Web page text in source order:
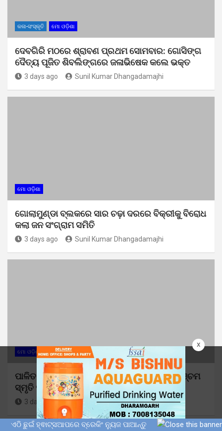
x
କଳା-ସଂସ୍କୃତି ମୋ ଓଡ଼ିଶା
ଦେବଗିରି ମଠରେ ଶ୍ରାବଣ ପ୍ରଥମ ସୋମବାର: ଗୋସିଙ୍ଗ
ଦୈତ୍ୟ ପୂଜିତ ଶିବଲିଙ୍ଗରେ ଜଳାଭିଷେକ କଲେ ଭକ୍ତ
3 days ago Sunil Kumar Dhangadamajhi
ମୋ ଓଡ଼ିଶା
ଗୋଲାମୁଣ୍ଡା ବ୍ଲକରେ ସାର ଚଢ଼ା ଦରରେ ବିକ୍ରୀକୁ ବିରୋଧ
କଲା ଜନ ସଂଗ୍ରାମ ସମିତି
3 days ago Sunil Kumar Dhangadamajhi
ମୋ ଓଡ଼ିଶା
ପାଳିତ ହେଲା ବିଶିଷ୍ଟ ଲୋକ-ନେତା ଅରୁଣ ଦେଙ୍କ ପଞ୍ଚମ
ସ୍ମୃତି ସମାରୋହ
3 days ago Sunil Kumar Dhangadamajhi
ଏଠି ଛୁଇଁ ହ୍ଵାଟ୍ସଆପରେ ବ୍ରେକିଂ ନ୍ୟୁଜ ପାଆନ୍ତୁ